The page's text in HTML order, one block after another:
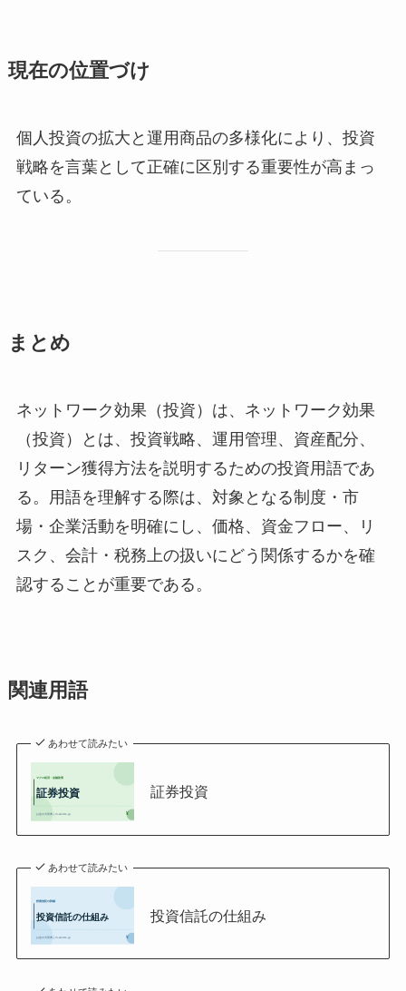
現在の位置づけ
個人投資の拡大と運用商品の多様化により、投資
戦略を言葉として正確に区別する重要性が高まっ
ている。
まとめ
ネットワーク効果（投資）は、ネットワーク効果
（投資）とは、投資戦略、運用管理、資産配分、
リターン獲得方法を説明するための投資用語であ
る。用語を理解する際は、対象となる制度・市
場・企業活動を明確にし、価格、資金フロー、リ
スク、会計・税務上の扱いにどう関係するかを確
認することが重要である。
関連用語
あわせて読みたい
証券投資
あわせて読みたい
投資信託の仕組み